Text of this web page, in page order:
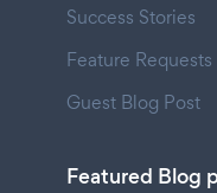
Success Stories
Feature Requests
Guest Blog Post
Featured Blog